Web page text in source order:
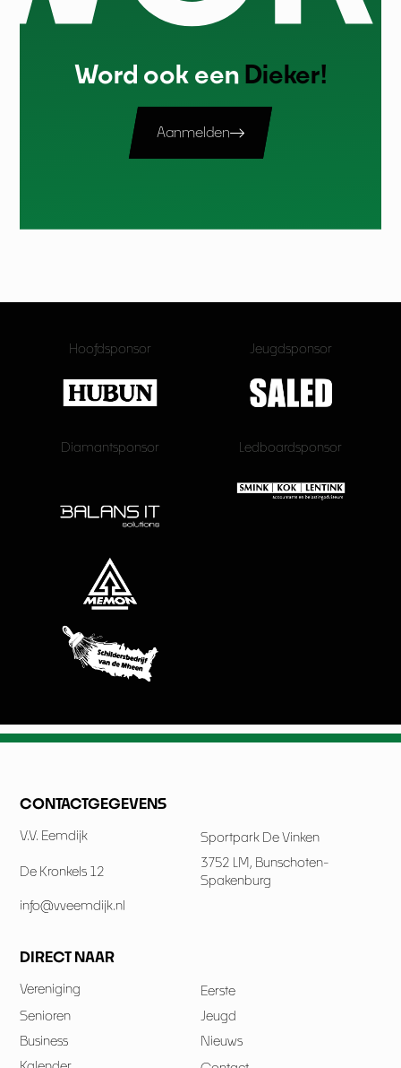
Word ook een Dieker!
Aanmelden
Hoofdsponsor Jeugdsponsor
Diamantsponsor Ledboardsponsor
CONTACTGEGEVENS
V.V. Eemdijk Sportpark De Vinken
De Kronkels 12
3752 LM, Bunschoten-
Spakenburg
info@vveemdijk.nl
DIRECT NAAR
Vereniging
Eerste
Senioren
Jeugd
Business
Nieuws